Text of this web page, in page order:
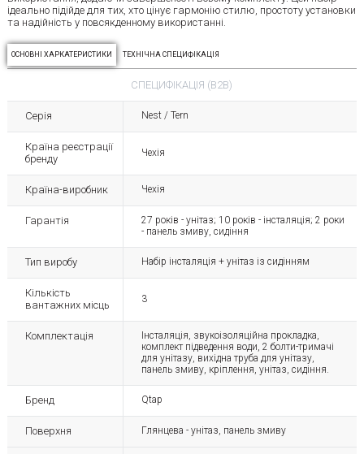
ідеально підійде для тих, хто цінує гармонію стилю, простоту установки
та надійність у повсякденному використанні.
ОСНОВНІ ХАРКАТЕРИСТИКИ ТЕХНІЧНА СПЕЦИФІКАЦІЯ
СПЕЦИФІКАЦІЯ (B2B)
Серія Nest / Tern
Країна реєстрації
бренду
Чехія
Країна-виробник Чехія
Гарантія
27 років - унітаз; 10 років - інсталяція; 2 роки
- панель змиву, сидіння
Тип виробу Набір інсталяція + унітаз із сидінням
Кількість
вантажних місць
3
Комплектація
Інсталяція, звукоізоляційна прокладка,
комплект підведення води, 2 болти-тримачі
для унітазу, вихідна труба для унітазу,
панель змиву, кріплення, унітаз, сидіння.
Бренд Qtap
Поверхня Глянцева - унітаз, панель змиву